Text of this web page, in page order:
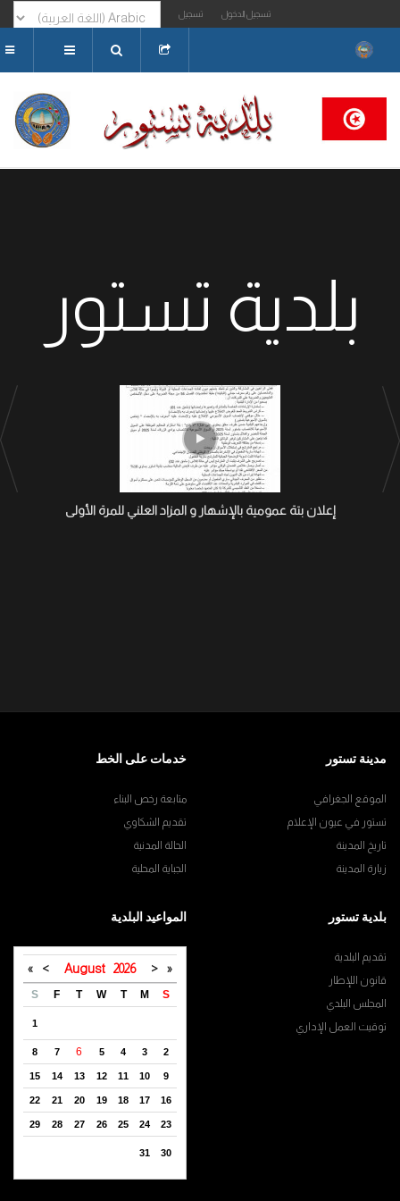
تسجيل الدخول تسجيل
البحث...
بلدية تستور
إعلان بتة عمومية بالإشهار و المزاد العلني للمرة الأولى
مدينة تستور
الموقع الجغرافي
تستور في عيون الإعلام
تاريخ المدينة
زيارة المدينة
خدمات على الخط
متابعة رخص البناء
تقديم الشكاوي
الحالة المدنية
الجباية المحلية
بلدية تستور
تقديم البلدية
قانون اللإطار
المجلس البلدي
توقيت العمل الإداري
المواعيد البلدية
«
<
August 2026
>
»
S
M
T
W
T
F
S
1
2
3
4
5
6
7
8
9
10
11
12
13
14
15
16
17
18
19
20
21
22
23
24
25
26
27
28
29
30
31